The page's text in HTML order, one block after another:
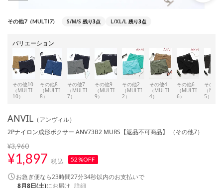
その他7（MULTI7） S/M/S 残り3点 L/XL/L 残り3点
バリエーション
その他10
（MULTI
10）
その他8
（MULTI
8）
その他7
（MULTI
7）
その他9
（MULTI
9）
その他2
（MULTI
2）
その他4
（MULTI
4）
その他6
（MULTI
6）
その他5
（
5）
ANVIL （アンヴィル）
2Pナイロン成形ボクサー ANV73B2 MURS【返品不可商品】 （その他7）
¥3,960
¥1,897 税込 52%OFF
お急ぎ便なら23時間27分33秒以内のお支払いで
8月8日(土)にお届け 詳細